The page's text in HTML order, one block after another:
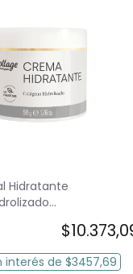
Hidratante
$10.373,
interés de $3457,69